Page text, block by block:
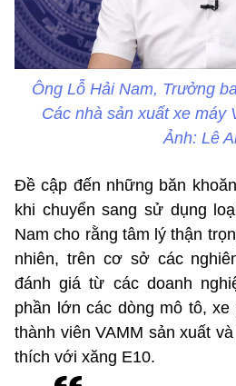
Ông Lỗ Hải Nam, Trưởng
Các nhà sản xuất xe máy
Ảnh: Lê
Đề cập đến những băn
khi chuyển sang sử dụng
Nam cho rằng tâm lý thận
nhiên, trên cơ sở các
đánh giá từ các doanh
phần lớn các dòng mô tô,
thành viên VAMM sản xuất
thích với xăng E10.